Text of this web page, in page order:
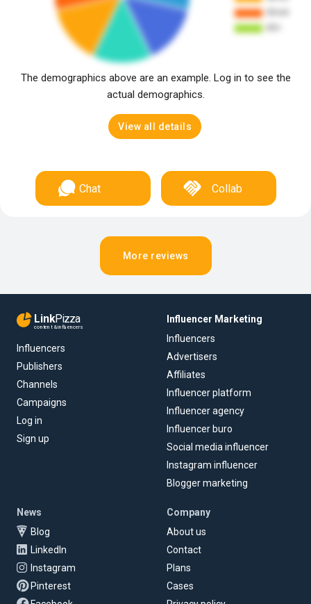
The demographics above are an example. Log in to see the
actual demographics.
View all details
Chat Collab
More reviews
LinkPizza
content & influencers
Influencers
Publishers
Channels
Campaigns
Log in
Sign up
Influencer Marketing
Influencers
Advertisers
Affiliates
Influencer platform
Influencer agency
Influencer buro
Social media influencer
Instagram influencer
Blogger marketing
News
Blog
LinkedIn
Instagram
Pinterest
Company
About us
Contact
Plans
Cases